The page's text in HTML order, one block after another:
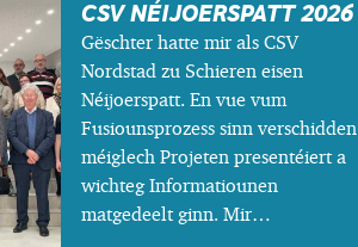
CSV NÉIJOERSPATT 2026
Gëschter hatte mir als CSV
Nordstad zu Schieren eisen
Néijoerspatt. En vue vum
Fusiounsprozess sinn verschidden
méiglech Projeten presentéiert a
wichteg Informatiounen
matgedeelt ginn. Mir…